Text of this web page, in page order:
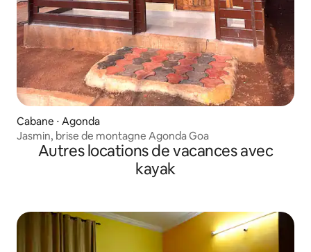
Cabane ⋅ Agonda
Jasmin, brise de montagne Agonda Goa
Autres locations de vacances avec
kayak